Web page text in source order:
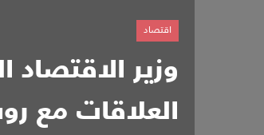
وزير الاقتصاد
العلاقات مع
اقتصاد